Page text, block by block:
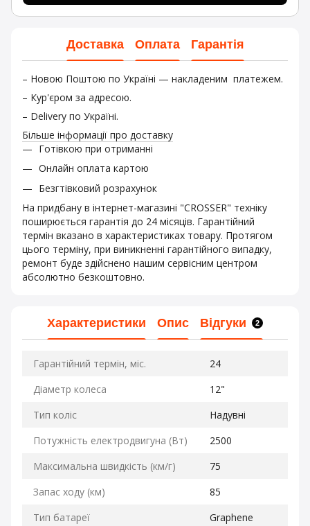
Доставка Оплата Гарантія
– Новою Поштою по Україні — накладеним платежем.
– Кур'єром за адресою.
– Delivery по Україні.
Більше інформації про доставку
Готівкою при отриманні
Онлайн оплата картою
Безгтівковий розрахунок
На придбану в інтернет-магазині "CROSSER" техніку
поширюється гарантія до 24 місяців. Гарантійний
термін вказано в характеристиках товару. Протягом
цього терміну, при виникненні гарантійного випадку,
ремонт буде здійснено нашим сервісним центром
абсолютно безкоштовно.
Характеристики Опис Відгуки 2
Гарантійний термін, міс.
24
Діаметр колеса
12"
Тип коліс
Надувні
Потужність електродвигуна (Вт)
2500
Максимальна швидкість (км/г)
75
Запас ходу (км)
85
Тип батареї
Graphene